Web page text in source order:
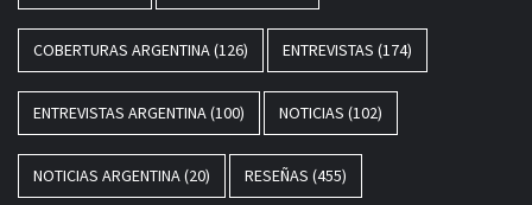
COBERTURAS ARGENTINA(126) ENTREVISTAS (174)
ENTREVISTAS ARGENTINA(100) NOTICIAS (102)
NOTICIAS ARGENTINA(20) RESEÑAS (455)